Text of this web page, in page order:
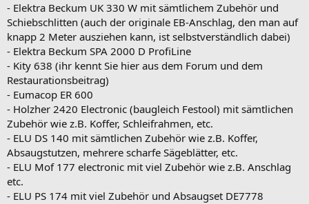
- Elektra Beckum UK 330 W mit sämtlichem Zubehör und
Schiebschlitten (auch der originale EB-Anschlag, den man auf
knapp 2 Meter ausziehen kann, ist selbstverständlich dabei)
- Elektra Beckum SPA 2000 D ProfiLine
- Kity 638 (ihr kennt Sie hier aus dem Forum und dem
Restaurationsbeitrag)
- Eumacop ER 600
- Holzher 2420 Electronic (baugleich Festool) mit sämtlichen
Zubehör wie z.B. Koffer, Schleifrahmen, etc.
- ELU DS 140 mit sämtlichen Zubehör wie z.B. Koffer,
Absaugstutzen, mehrere scharfe Sägeblätter, etc.
- ELU Mof 177 electronic mit viel Zubehör wie z.B. Anschlag
etc.
- ELU PS 174 mit viel Zubehör und Absaugset DE7778